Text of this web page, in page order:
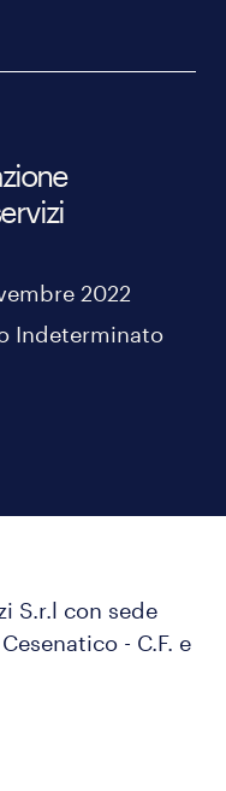
2022
Indeterminato
S.r.l con sede
- C.F. e